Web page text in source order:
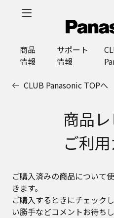
商品
情報
サポート
情報
CLUB Panasonic TOPへ
商品
ご利
ご購入済みの商品について
きます。
ご購入するときにチェック
い勝手などコメントお待ちし